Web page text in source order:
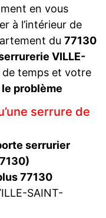
en vous
à l’intérieur de
du 77130
VILLE-
de temps et votre
problème
serrure de
serrurier
77130
SAINT-